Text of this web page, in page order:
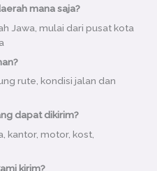
mana saja?
Jawa, mulai dari pusat kota
rute, kondisi jalan dan
dapat dikirim?
kantor, motor, kost,
kirim?